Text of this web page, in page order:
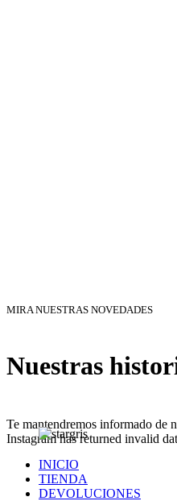
MIRA NUESTRAS NOVEDADES
Nuestras
Te mantendremos informado de
Instagram has returned invalid
INICIO
TIENDA
DEVOLUCIONES